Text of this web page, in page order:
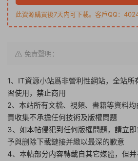
此資源購買後7天内可下載。客戶QQ：
免責聲明：
1、IT資源小站爲非營利性網站，全站
習使用，禁止商用
2、本站所有文檔、視頻、書籍等資料
責收集不承擔任何技術及版權問題
3、如本帖侵犯到任何版權問題，請立
予與删除下載鏈接并緻以最深的歉意
4、本帖部分内容轉載自其它媒體，但